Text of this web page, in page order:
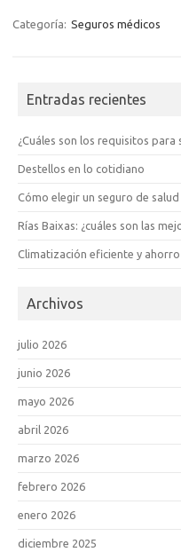
Categoría: Seguros médicos
Entradas recientes
¿Cuáles son los requisitos
Destellos en lo cotidiano
Cómo elegir un seguro de
Rías Baixas: ¿cuáles son las
Climatización eficiente y
Archivos
julio 2026
junio 2026
mayo 2026
abril 2026
marzo 2026
febrero 2026
enero 2026
diciembre 2025